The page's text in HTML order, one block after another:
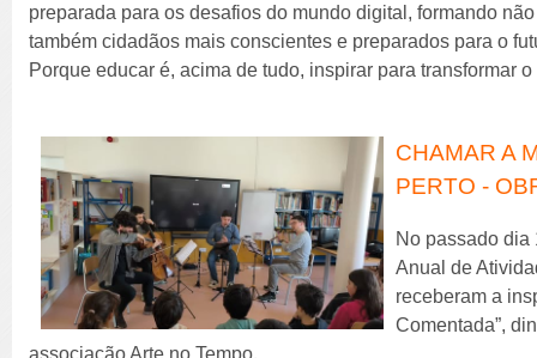
preparada para os desafios do mundo digital, formando
também cidadãos mais conscientes e preparados para o
Porque educar é, acima de tudo, inspirar para transformar
CHAMAR A
PERTO -
No passado dia
Anual de
receberam a
Comentada”,
associação Arte no Tempo.